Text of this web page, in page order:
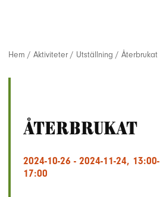
Hem / Aktiviteter / Utställning / Återbrukat
Återbrukat
2024-10-26 - 2024-11-24, 13:00-
17:00